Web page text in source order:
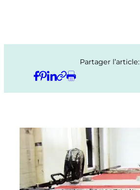
Partager l’article: